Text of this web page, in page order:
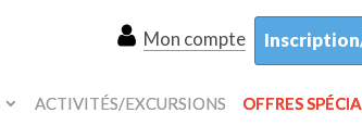
Mon compte
ACTIVITÉS/EXCURSIONS OFFRES